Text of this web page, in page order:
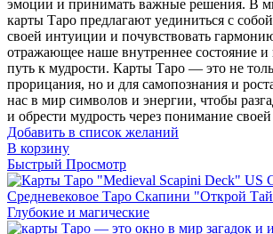
эмоции и принимать важные решения. В
карты Таро предлагают уединиться с
своей интуиции и почувствовать
отражающее наше внутреннее состояние
путь к мудрости. Карты Таро — это не
прорицания, но и для самопознания и
нас в мир символов и энергии, чтобы
и обрести мудрость через понимание
Добавить в список желаний
В корзину
Быстрый Просмотр